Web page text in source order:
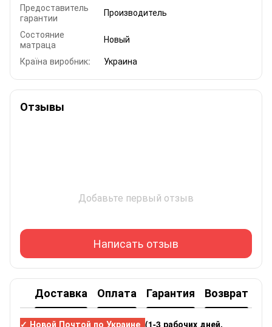
Предоставитель
гарантии
Производитель
Состояние
матраца
Новый
Країна виробник:
Украина
Отзывы
Добавьте первый отзыв
Написать отзыв
Доставка Оплата Гарантия Возврат
✓ Новой Почтой по Украине (1-3 рабочих дней,